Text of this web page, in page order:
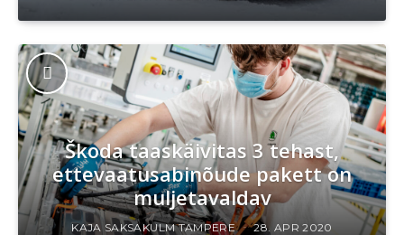
Škoda taaskäivitas 3 tehast,
ettevaatusabinõude pakett on
muljetavaldav
KAJA SAKSAKULM TAMPERE 28. APR 2020